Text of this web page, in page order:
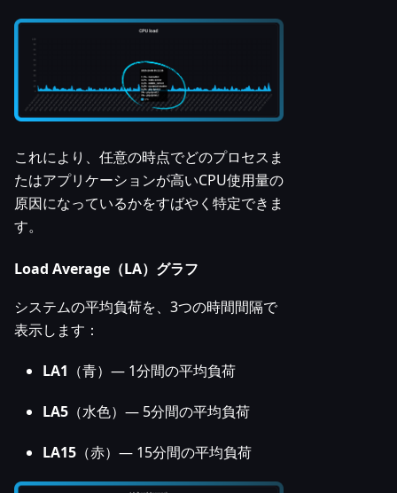
これにより、任意の時点でどのプロセスま
たはアプリケーションが高いCPU使用量の
原因になっているかをすばやく特定できま
す。
Load Average（LA）グラフ
システムの平均負荷を、3つの時間間隔で
表示します：
LA1 （青）— 1分間の平均負荷
LA5 （水色）— 5分間の平均負荷
LA15 （赤）— 15分間の平均負荷